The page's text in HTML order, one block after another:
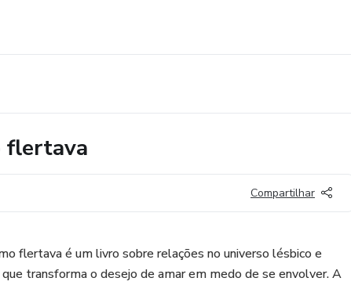
flertava
Compartilhar
flertava é um livro sobre relações no universo lésbico e
transforma o desejo de amar em medo de se envolver. A